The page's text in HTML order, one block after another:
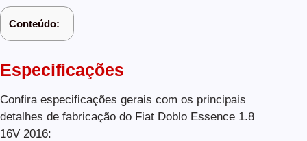
Conteúdo:
Especificações
Confira especificações gerais com os principais
detalhes de fabricação do Fiat Doblo Essence 1.8
16V 2016: